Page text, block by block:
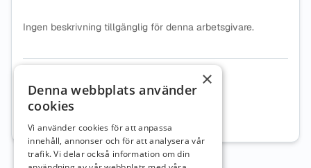
Ingen beskrivning tillgänglig för denna arbetsgivare.
8640009794
Webbplats
×
Denna webbplats använder
cookies
Vi använder cookies för att anpassa
innehåll, annonser och för att analysera vår
trafik. Vi delar också information om din